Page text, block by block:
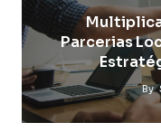
Parcerias
By